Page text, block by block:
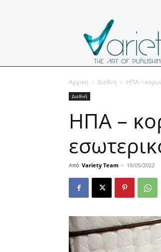
Αρχική Διεθνή ΗΠΑ –
Διεθνή
ΗΠΑ –
Από Variety Team - 19/05/2022